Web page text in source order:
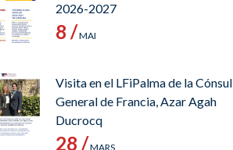
2026-2027
8 /MAI
Visita en el LFiPalma de la Cónsul
General de Francia, Azar Agah
Ducrocq
28 /MARS